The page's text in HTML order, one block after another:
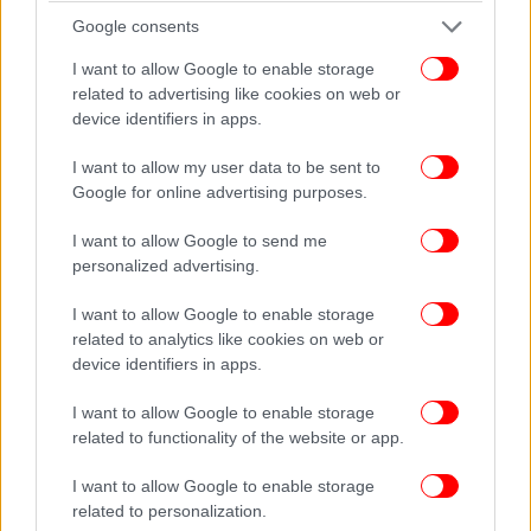
Google consents
I want to allow Google to enable storage
related to advertising like cookies on web or
device identifiers in apps.
I want to allow my user data to be sent to
Google for online advertising purposes.
I want to allow Google to send me
personalized advertising.
I want to allow Google to enable storage
related to analytics like cookies on web or
device identifiers in apps.
I want to allow Google to enable storage
related to functionality of the website or app.
I want to allow Google to enable storage
related to personalization.
Εξάμηνο πρόγραμμα κατάρτισης και διεθνούς
πιστοποίησης 100.000 εργαζομένων και ανέργων
σε ειδικότητες υψηλής ζήτησης της πληροφορικής
και της τεχνολογίας. Μία πιστοποίηση-διαβατήριο
για τις επιχειρήσεις αυτού του χώρου που ήδη
ζητούν όλο και περισσότερους εξειδικευμένους
επαγγελματίες
άρθρου 28 του Συντάγματος που προσφέρουν ήδη
τη δυνατότητα, με την ευθύνη της Εθνικής Αρχής
Ανώτατης Εκπαίδευσης, να υπάρξει αναγνώριση
ξένων πανεπιστημίων, που θα ήθελαν να
επενδύσουν στην Ελλάδα. Κάτι τέτοιο θα
μεταλυκειακής εκπαίδευσης, ενώ θα προετοίμαζε το
πλαίσιο για τη μελλοντική μεταρρύθμιση του
Κατασκευή νέων φοιτητικών εστιών για 8.500